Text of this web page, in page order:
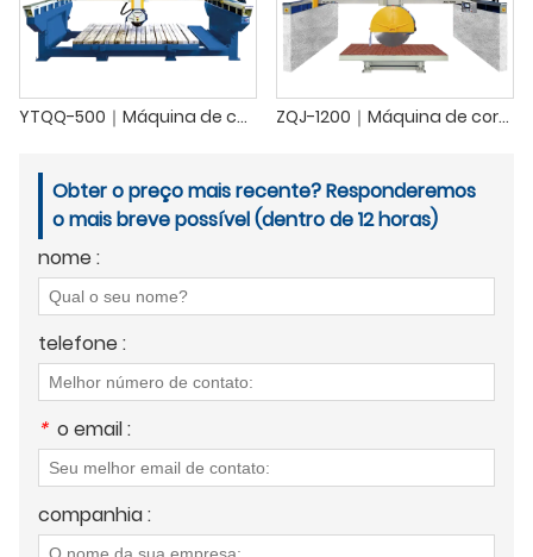
YTQQ-500｜Máquina de corte de pedra a laser ZQJ-1200｜Máquina de corte de blocos intermediários de ponte
Obter o preço mais recente? Responderemos
o mais breve possível (dentro de 12 horas)
nome :
telefone :
* o email :
companhia :